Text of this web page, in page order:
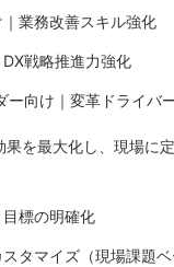
業務改善スキル強化
戦略推進力強化
ー向け｜変革ドライバ
果を最大化し、現場に
標の明確化
タマイズ（現場課題ベ